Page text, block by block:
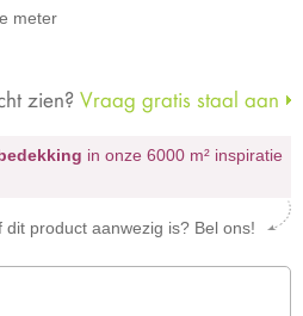
meter
zien? Vraag gratis staal aan
in onze 6000 m² inspiratie
dit product aanwezig is? Bel ons!